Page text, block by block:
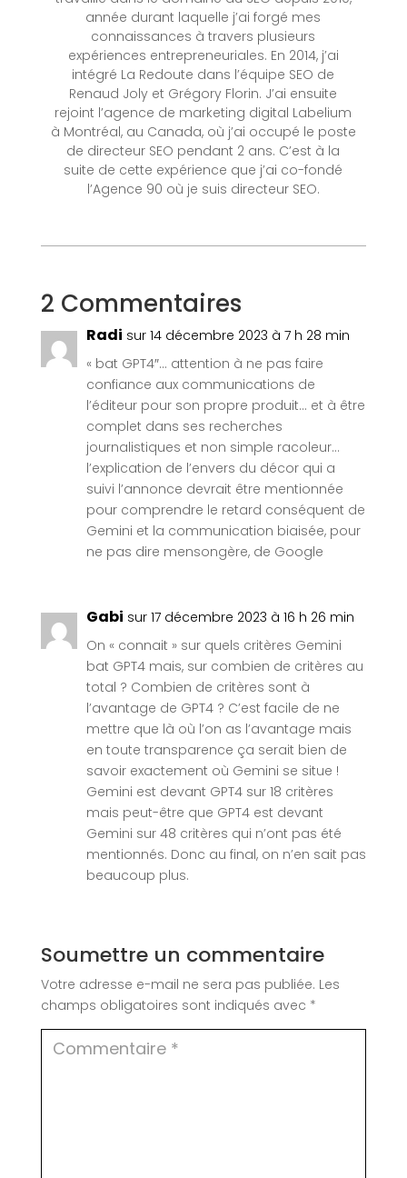
année durant laquelle j’ai forgé mes
connaissances à travers plusieurs
expériences entrepreneuriales. En 2014, j’ai
intégré La Redoute dans l’équipe SEO de
Renaud Joly et Grégory Florin. J’ai ensuite
rejoint l’agence de marketing digital Labelium
à Montréal, au Canada, où j’ai occupé le poste
de directeur SEO pendant 2 ans. C’est à la
suite de cette expérience que j’ai co-fondé
l’Agence 90 où je suis directeur SEO.
2 Commentaires
Radi sur 14 décembre 2023 à 7 h 28 min
« bat GPT4″… attention à ne pas faire
confiance aux communications de
l’éditeur pour son propre produit… et à être
complet dans ses recherches
journalistiques et non simple racoleur…
l’explication de l’envers du décor qui a
suivi l’annonce devrait être mentionnée
pour comprendre le retard conséquent de
Gemini et la communication biaisée, pour
ne pas dire mensongère, de Google
Gabi sur 17 décembre 2023 à 16 h 26 min
On « connait » sur quels critères Gemini
bat GPT4 mais, sur combien de critères au
total ? Combien de critères sont à
l’avantage de GPT4 ? C’est facile de ne
mettre que là où l’on as l’avantage mais
en toute transparence ça serait bien de
savoir exactement où Gemini se situe !
Gemini est devant GPT4 sur 18 critères
mais peut-être que GPT4 est devant
Gemini sur 48 critères qui n’ont pas été
mentionnés. Donc au final, on n’en sait pas
beaucoup plus.
Soumettre un commentaire
Votre adresse e-mail ne sera pas publiée. Les
champs obligatoires sont indiqués avec *